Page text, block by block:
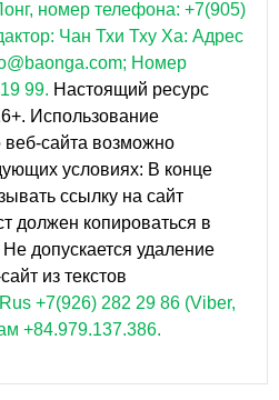
номер телефона: +7(905)
Чан Тхи Тху Ха: Адрес
Номер
99. Настоящий ресурс
Использование
сайта возможно
условиях: В конце
ссылку на сайт
должен копироваться в
допускается удаление
из текстов
+7(926) 282 29 86 (Viber,
+84.979.137.386.